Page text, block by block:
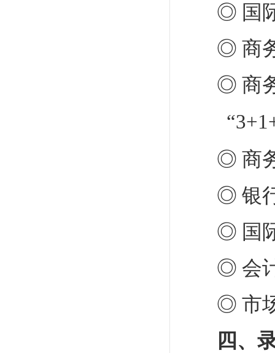
◎ 国
◎ 商
◎ 商
◎ 商
◎ 银
◎ 国
◎ 会
◎ 市
四、